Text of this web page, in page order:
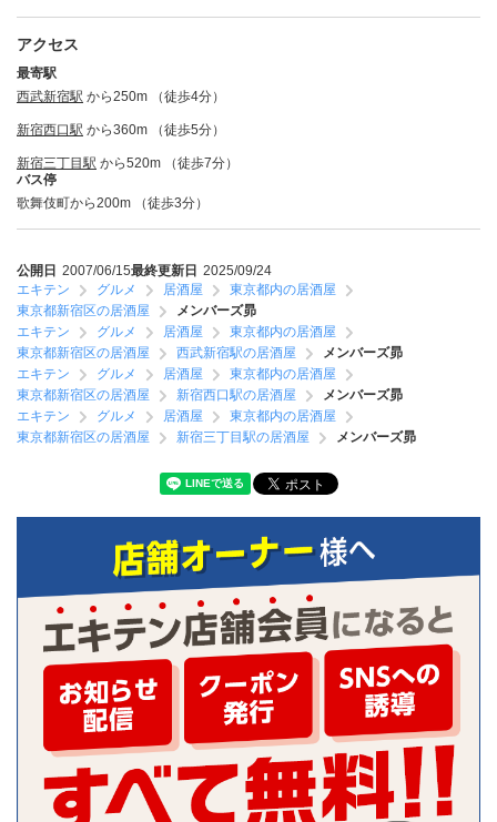
アクセス
最寄駅
西武新宿駅 から250m （徒歩4分）
新宿西口駅 から360m （徒歩5分）
新宿三丁目駅 から520m （徒歩7分）
バス停
歌舞伎町から200m （徒歩3分）
公開日 2007/06/15最終更新日 2025/09/24
エキテン
グルメ 居酒屋
東京都内の居酒屋
東京都新宿区の居酒屋
メンバーズ昴
エキテン
グルメ 居酒屋
東京都内の居酒屋
東京都新宿区の居酒屋
西武新宿駅の居酒屋
メンバーズ昴
エキテン
グルメ 居酒屋
東京都内の居酒屋
東京都新宿区の居酒屋
新宿西口駅の居酒屋
メンバーズ昴
エキテン
グルメ 居酒屋
東京都内の居酒屋
東京都新宿区の居酒屋
新宿三丁目駅の居酒屋 メンバーズ昴